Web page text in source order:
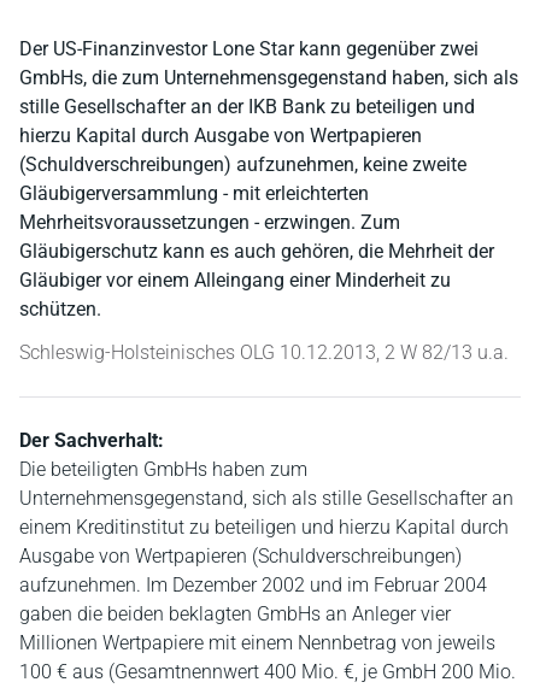
Der US-Finanzinvestor Lone Star kann gegenüber zwei
GmbHs, die zum Unternehmensgegenstand haben, sich als
stille Gesellschafter an der IKB Bank zu beteiligen und
hierzu Kapital durch Ausgabe von Wertpapieren
(Schuldverschreibungen) aufzunehmen, keine zweite
Gläubigerversammlung - mit erleichterten
Mehrheitsvoraussetzungen - erzwingen. Zum
Gläubigerschutz kann es auch gehören, die Mehrheit der
Gläubiger vor einem Alleingang einer Minderheit zu
schützen.
Schleswig-Holsteinisches OLG 10.12.2013, 2 W 82/13 u.a.
Der Sachverhalt:
Die beteiligten GmbHs haben zum
Unternehmensgegenstand, sich als stille Gesellschafter an
einem Kreditinstitut zu beteiligen und hierzu Kapital durch
Ausgabe von Wertpapieren (Schuldverschreibungen)
aufzunehmen. Im Dezember 2002 und im Februar 2004
gaben die beiden beklagten GmbHs an Anleger vier
Millionen Wertpapiere mit einem Nennbetrag von jeweils
100 € aus (Gesamtnennwert 400 Mio. €, je GmbH 200 Mio.